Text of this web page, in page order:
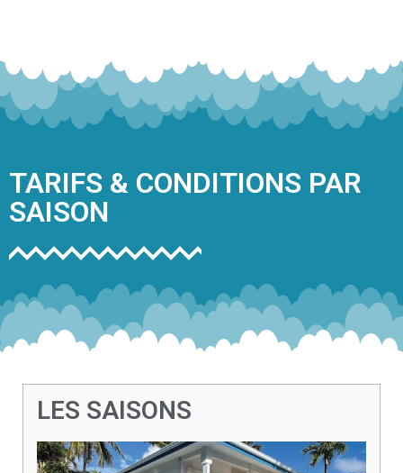
TARIFS & CONDITIONS PAR
SAISON
LES SAISONS